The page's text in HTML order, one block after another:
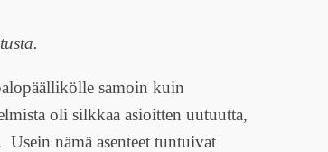
samoin kuin
oli silkkaa asioitten uutuutta,
Usein nämä asenteet tuntuivat